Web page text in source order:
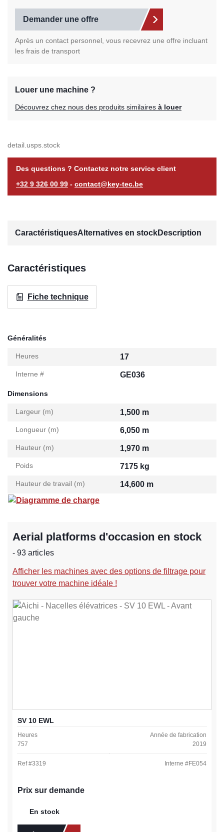
Demander une offre
Après un contact personnel, vous recevrez une offre incluant
les frais de transport
Louer une machine ?
Découvrez chez nous des produits similaires à louer
detail.usps.stock
Des questions ? Contactez notre service client
+32 9 326 00 99 - contact@key-tec.be
CaractéristiquesAlternatives en stockDescription
Caractéristiques
Fiche technique
Généralités
Heures 17
Interne # GE036
Dimensions
Largeur (m) 1,500 m
Longueur (m) 6,050 m
Hauteur (m) 1,970 m
Poids 7175 kg
Hauteur de travail (m)
14,600 m
Diagramme de charge
Aerial platforms d'occasion en stock
- 93 articles
Afficher les machines avec des options de filtrage pour
trouver votre machine idéale !
SV 10 EWL
Heures
757
Année de fabrication
2019
Ref #3319 Interne #FE054
Prix sur demande
En stock